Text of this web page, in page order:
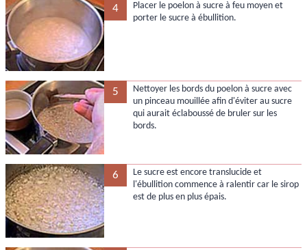
4
Placer le poelon à sucre à feu moyen et
porter le sucre à ébullition.
5
Nettoyer les bords du poelon à sucre avec
un pinceau mouillée afin d'éviter au sucre
qui aurait éclaboussé de bruler sur les
bords.
6
Le sucre est encore translucide et
l'ébullition commence à ralentir car le sirop
est de plus en plus épais.